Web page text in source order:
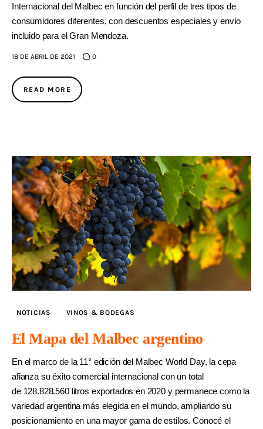
Internacional del Malbec en función del perfil de tres tipos de
consumidores diferentes, con descuentos especiales y envío
incluido para el Gran Mendoza.
18 DE ABRIL DE 2021 0
READ MORE
NOTICIAS VINOS & BODEGAS
El Mapa del Malbec argentino
En el marco de la 11° edición del Malbec World Day, la cepa
afianza su éxito comercial internacional con un total
de 128.828.560 litros exportados en 2020 y permanece como la
variedad argentina más elegida en el mundo, ampliando su
posicionamiento en una mayor gama de estilos. Conocé el